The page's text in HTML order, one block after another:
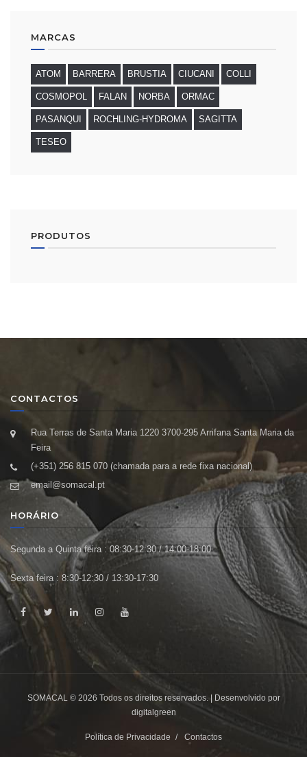
MARCAS
ATOM BARRERA BRUSTIA CIUCANI COLLI
COSMOPOL FALAN NORBA ORMAC
PASANQUI ROCHLING-HYDROMA SAGITTA
TESEO
PRODUTOS
CONTACTOS
Rua Terras de Santa Maria 1220 3700-295 Arrifana Santa Maria da
Feira
(+351) 256 815 070 (chamada para a rede fixa nacional)
email@somacal.pt
HORÁRIO
Segunda a Quinta feira : 08:30-12:30 / 14:00-18:00
Sexta feira : 8:30-12:30 / 13:30-17:30
SOMACAL © 2026 Todos os direitos reservados. | Desenvolvido por
digitalgreen
Política de Privacidade Contactos